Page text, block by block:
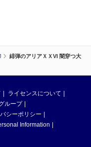
緋弾のアリアＸＸVI 闇穿つ大
ライセンスについて
ループ
シーポリシー
Information